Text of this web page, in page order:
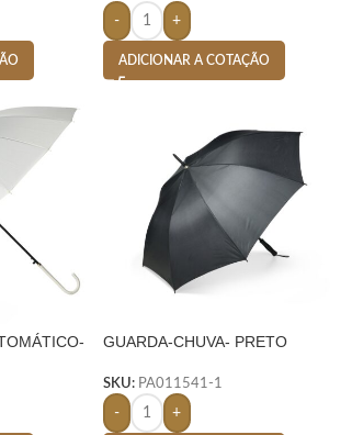
- +
ADICIONAR A COTAÇÃO
GUARDA-CHUVA- PRETO
SKU: PA011541-1
- +